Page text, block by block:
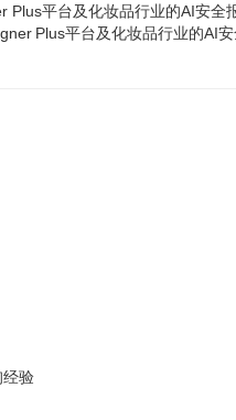
平台及化妆品行业的AI安全
Plus平台及化妆品行业的AI
验